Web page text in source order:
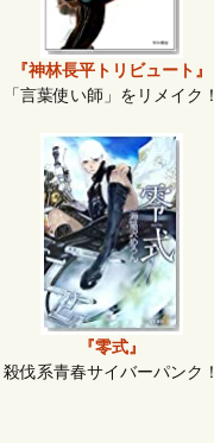
『神林長平トリビュート』
「言葉使い師」をリメイク！
『零式』
殺伐系青春サイバーパンク！